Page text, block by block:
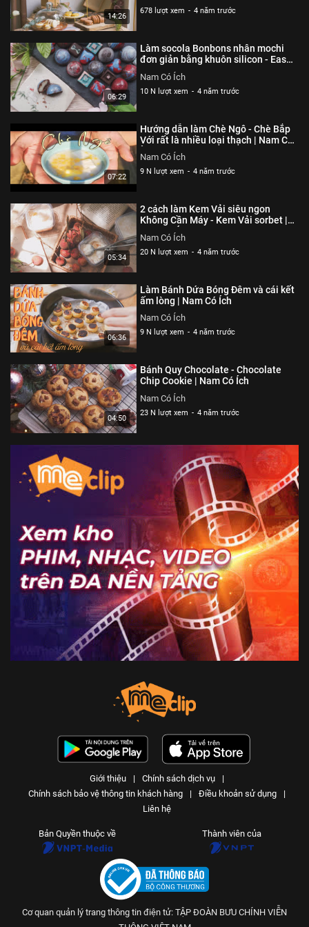
14:26
678 lượt xem - 4 năm trước
06:29
Làm socola Bonbons nhân mochi
đơn giản bằng khuôn silicon - Easy
Bonbons Chocolate without mold |
Nam Có Ích
Nam Có Ích
10 N lượt xem - 4 năm trước
07:22
Hướng dẫn làm Chè Ngô - Chè Bắp
Với rất là nhiều loại thạch | Nam Có
Nam Có Ích
9 N lượt xem - 4 năm trước
05:34
2 cách làm Kem Vải siêu ngon
Không Cần Máy - Kem Vải sorbet |
Nam Có Ích
Nam Có Ích
20 N lượt xem - 4 năm trước
06:36
Làm Bánh Dứa Bóng Đêm và cái kết
ấm lòng | Nam Có Ích
Nam Có Ích
9 N lượt xem - 4 năm trước
04:50
Bánh Quy Chocolate - Chocolate
Chip Cookie | Nam Có Ích
Nam Có Ích
23 N lượt xem - 4 năm trước
Giới thiệu | Chính sách dịch vụ
|
Chính sách bảo vệ thông tin khách hàng
| Điều khoản sử dụng
|
Liên hệ
Bản Quyền thuộc về Thành viên của
Cơ quan quản lý trang thông tin điện tử: TẬP ĐOÀN BƯU CHÍNH VIỄN